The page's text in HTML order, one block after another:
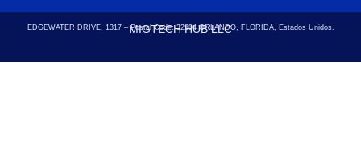
MIGTECH HUB LLC
EDGEWATER DRIVE, 1317 – Postal Code: 32804ORLANDO, FLORIDA, Estados Unidos.